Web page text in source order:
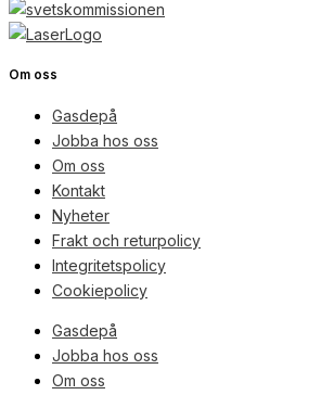
Om oss
Gasdepå
Jobba hos oss
Om oss
Kontakt
Nyheter
Frakt och returpolicy
Integritetspolicy
Cookiepolicy
Gasdepå
Jobba hos oss
Om oss